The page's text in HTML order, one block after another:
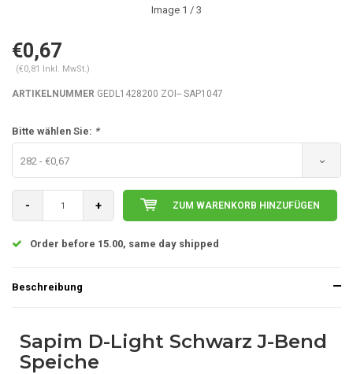
Image 1 / 3
€0,67
(€0,81 Inkl. MwSt.)
ARTIKELNUMMER GEDL1428200 ZOI-- SAP1047
Bitte wählen Sie: *
282 - €0,67
- + ZUM WARENKORB HINZUFÜGEN
Order before 15.00, same day shipped
Beschreibung
Sapim D-Light Schwarz J-Bend
Speiche